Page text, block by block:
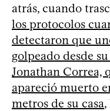
atrás, cuando
los protocolos
detectaron que
golpeado desde su
Jonathan Correa,
apareció muerto
metros de su casa